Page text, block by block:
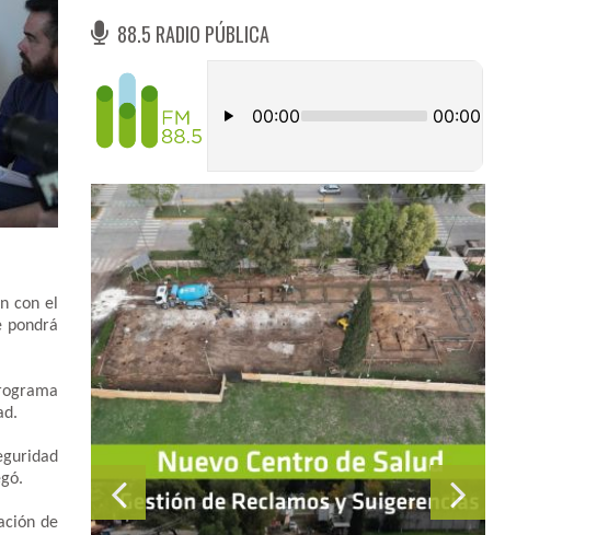
con el
pondrá
de
88.5 RADIO PÚBLICA